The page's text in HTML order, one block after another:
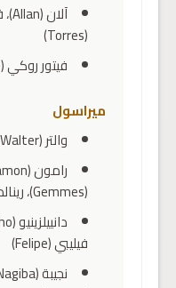
(Torres)
فيتور روكي (Vitor Roque)
ميراسول
والتر (Walter)
(Gemmes)، رينالدو (Reinaldo)
فيليبي (Felipe)